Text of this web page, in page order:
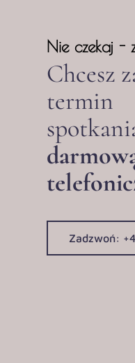
Nie czekaj -
Chcesz
termin
Zadzwoń: